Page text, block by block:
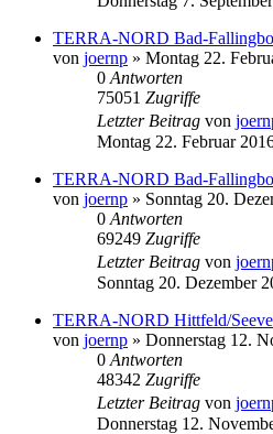
TERRA-NORD Bad-
von joernp » Montag 22.
0 Antworten
75051 Zugriffe
Letzter Beitrag von
Montag 22. Februar
TERRA-NORD Bad-
von joernp » Sonntag 20.
0 Antworten
69249 Zugriffe
Letzter Beitrag von
Sonntag 20. Dezember
TERRA-NORD Hittfeld/
von joernp » Donnerstag 12.
0 Antworten
48342 Zugriffe
Letzter Beitrag von
Donnerstag 12.